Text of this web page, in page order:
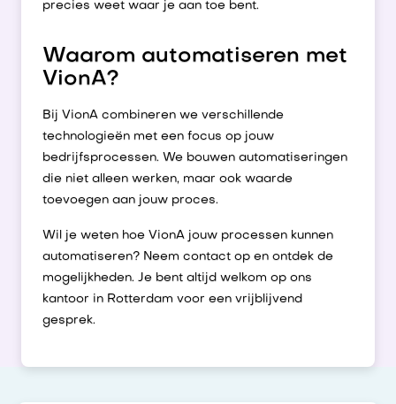
precies weet waar je aan toe bent.
Waarom automatiseren met
VionA?
Bij VionA combineren we verschillende
technologieën met een focus op jouw
bedrijfsprocessen. We bouwen automatiseringen
die niet alleen werken, maar ook waarde
toevoegen aan jouw proces.
Wil je weten hoe VionA jouw processen kunnen
automatiseren? Neem contact op en ontdek de
mogelijkheden. Je bent altijd welkom op ons
kantoor in Rotterdam voor een vrijblijvend
gesprek.